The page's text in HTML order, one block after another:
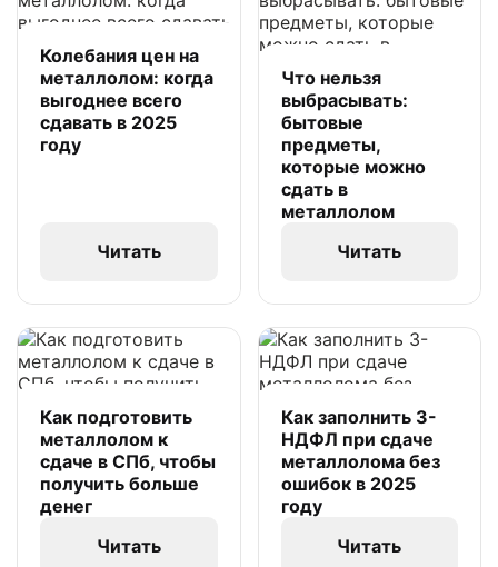
Колебания цен на
металлолом: когда
выгоднее всего
сдавать в 2025
году
Читать
Что нельзя
выбрасывать:
бытовые
предметы,
которые можно
сдать в
металлолом
Читать
Как подготовить
металлолом к
сдаче в СПб, чтобы
получить больше
денег
Читать
Как заполнить 3-
НДФЛ при сдаче
металлолома без
ошибок в 2025
году
Читать